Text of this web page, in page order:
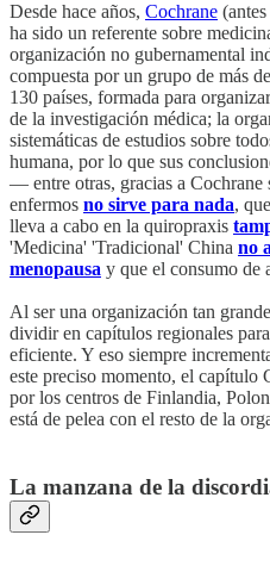
Desde hace años, Cochrane
ha sido un referente sobre
organización no gubernamental
compuesta por un grupo de más
130 países, formada para
de la investigación médica; la
sistemáticas de estudios sobre
humana, por lo que sus
— entre otras, gracias a Cochrane
enfermos no sirve para nada,
lleva a cabo en la quiropraxis
'Medicina' 'Tradicional' China no
menopausa y que el consumo de
Al ser una organización tan
dividir en capítulos regionales
eficiente. Y eso siempre
este preciso momento, el
por los centros de Finlandia,
está de pelea con el resto de la
La manzana de la